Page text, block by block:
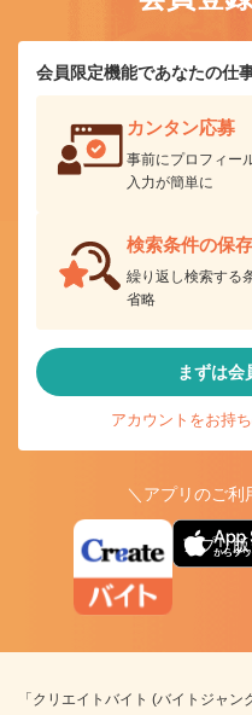
会員限定機能であなたの仕
カンタン応募
事前にプロフィー
入力が簡単に
検索条件の保存
繰り返し検索する
省略
まずは会
アカウントをお持
＼アプリのご利
アプリ
「クリエイトバイト (バイトジャ